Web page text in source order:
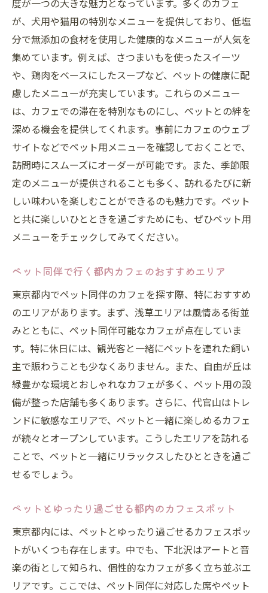
度が一つの大きな魅力となっています。多くのカフェ
が、犬用や猫用の特別なメニューを提供しており、低塩
分で無添加の食材を使用した健康的なメニューが人気を
集めています。例えば、さつまいもを使ったスイーツ
や、鶏肉をベースにしたスープなど、ペットの健康に配
慮したメニューが充実しています。これらのメニュー
は、カフェでの滞在を特別なものにし、ペットとの絆を
深める機会を提供してくれます。事前にカフェのウェブ
サイトなどでペット用メニューを確認しておくことで、
訪問時にスムーズにオーダーが可能です。また、季節限
定のメニューが提供されることも多く、訪れるたびに新
しい味わいを楽しむことができるのも魅力です。ペット
と共に楽しいひとときを過ごすためにも、ぜひペット用
メニューをチェックしてみてください。
ペット同伴で行く都内カフェのおすすめエリア
東京都内でペット同伴のカフェを探す際、特におすすめ
のエリアがあります。まず、浅草エリアは風情ある街並
みとともに、ペット同伴可能なカフェが点在していま
す。特に休日には、観光客と一緒にペットを連れた飼い
主で賑わうことも少なくありません。また、自由が丘は
緑豊かな環境とおしゃれなカフェが多く、ペット用の設
備が整った店舗も多くあります。さらに、代官山はトレ
ンドに敏感なエリアで、ペットと一緒に楽しめるカフェ
が続々とオープンしています。こうしたエリアを訪れる
ことで、ペットと一緒にリラックスしたひとときを過ご
せるでしょう。
ペットとゆったり過ごせる都内のカフェスポット
東京都内には、ペットとゆったり過ごせるカフェスポッ
トがいくつも存在します。中でも、下北沢はアートと音
楽の街として知られ、個性的なカフェが多く立ち並ぶエ
リアです。ここでは、ペット同伴に対応した席やペット